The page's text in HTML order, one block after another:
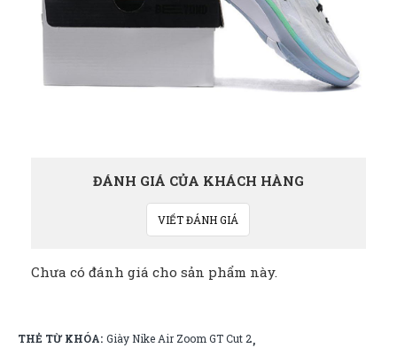
ĐÁNH GIÁ CỦA KHÁCH HÀNG
VIẾT ĐÁNH GIÁ
Chưa có đánh giá cho sản phẩm này.
THẺ TỪ KHÓA: Giày Nike Air Zoom GT Cut 2,